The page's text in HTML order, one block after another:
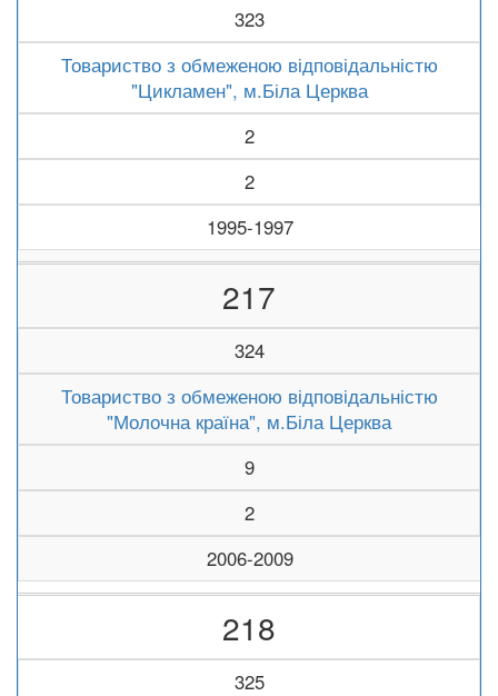
323
Товариство з обмеженою відповідальністю
"Цикламен", м.Біла Церква
2
2
1995-1997
217
324
Товариство з обмеженою відповідальністю
"Молочна країна", м.Біла Церква
9
2
2006-2009
218
325